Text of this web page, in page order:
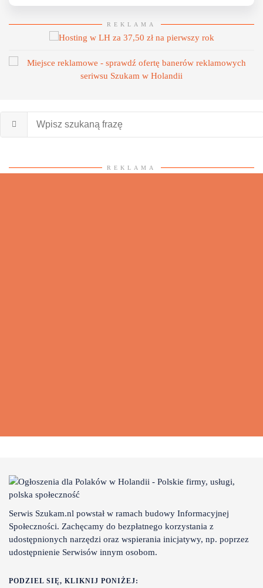
REKLAMA
REKLAMA
Serwis Szukam.nl powstał w ramach budowy Informacyjnej
Społeczności. Zachęcamy do bezpłatnego korzystania z
udostępnionych narzędzi oraz wspierania inicjatywy, np. poprzez
udostępnienie Serwisów innym osobom.
PODZIEL SIĘ, KLIKNIJ PONIŻEJ: